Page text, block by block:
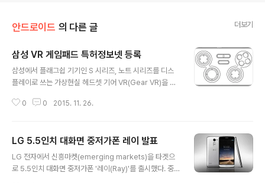
안드로이드 의 다른 글 더보기
삼성 VR 게임패드 특허정보넷 등록
삼성에서 플래그쉽 기기인 S 시리즈, 노트 시리즈를 디스
플레이로 쓰는 가상현실 헤드셋 기어 VR(Gear VR)을 위
정보넷)에 등록한 정황이 포착됐다. 전체적인 외관상 디자
능하다. (외관으로만 볼 때)기능상으로는 이전에 출시됐던
삼성 게임 패드들과 유사할 것으로 보인다. Via ▲ T.B의
SNS 이야기 블로그의 모든 글은 저작권법의 보호를 받습
0 0 2015. 11. 26.
LG 5.5인치 대화면 중저가폰 레이 발표
LG 전자에서 신흥마켓(emerging markets)을 타겟으
로 5.5인치 대화면 중저가폰 '레이(Ray)'를 출시했다. 중